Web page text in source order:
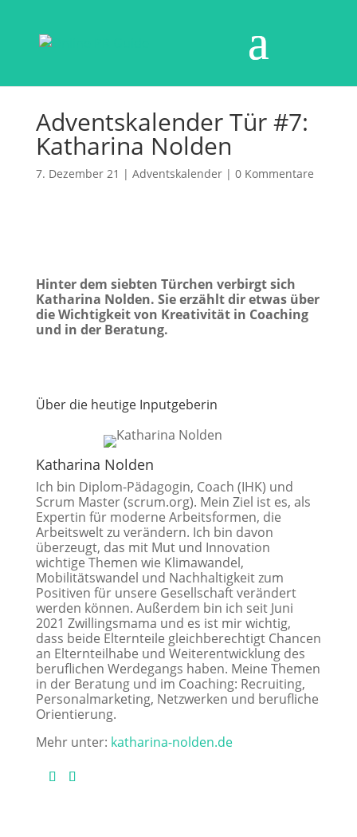
Adventskalender Tür #7:
Katharina Nolden
7. Dezember 21 | Adventskalender| 0 Kommentare
Hinter dem siebten Türchen verbirgt sich
Katharina Nolden. Sie erzählt dir etwas über
die Wichtigkeit von Kreativität in Coaching
und in der Beratung.
Über die heutige Inputgeberin
Katharina Nolden
Ich bin Diplom-Pädagogin, Coach (IHK) und
Scrum Master (scrum.org). Mein Ziel ist es, als
Expertin für moderne Arbeitsformen, die
Arbeitswelt zu verändern. Ich bin davon
überzeugt, das mit Mut und Innovation
wichtige Themen wie Klimawandel,
Mobilitätswandel und Nachhaltigkeit zum
Positiven für unsere Gesellschaft verändert
werden können. Außerdem bin ich seit Juni
2021 Zwillingsmama und es ist mir wichtig,
dass beide Elternteile gleichberechtigt Chancen
an Elternteilhabe und Weiterentwicklung des
beruflichen Werdegangs haben. Meine Themen
in der Beratung und im Coaching: Recruiting,
Personalmarketing, Netzwerken und berufliche
Orientierung.
Mehr unter: katharina-nolden.de